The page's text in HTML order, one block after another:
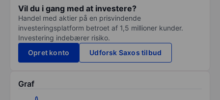
Vil du i gang med at investere?
Handel med aktier på en prisvindende
investeringsplatform betroet af 1,5 millioner kunder.
Investering indebærer risiko.
Opret konto
Udforsk Saxos tilbud
Graf